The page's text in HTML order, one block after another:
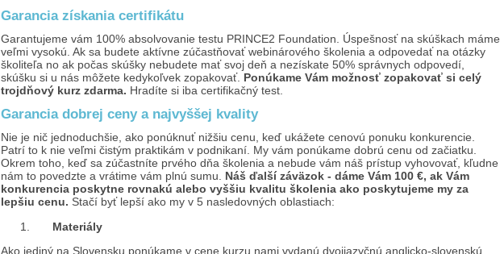
Garancia získania certifikátu
Garantujeme vám 100% absolvovanie testu PRINCE2 Foundation. Úspešnosť na skúškach máme
veľmi vysokú. Ak sa budete aktívne zúčastňovať webinárového školenia a odpovedať na otázky
školiteľa no ak počas skúšky nebudete mať svoj deň a nezískate 50% správnych odpovedí,
skúšku si u nás môžete kedykoľvek zopakovať. Ponúkame Vám možnosť zopakovať si celý
trojdňový kurz zdarma. Hradíte si iba certifikačný test.
Garancia dobrej ceny a najvyššej kvality
Nie je nič jednoduchšie, ako ponúknuť nižšiu cenu, keď ukážete cenovú ponuku konkurencie.
Patrí to k nie veľmi čistým praktikám v podnikaní. My vám ponúkame dobrú cenu od začiatku.
Okrem toho, keď sa zúčastníte prvého dňa školenia a nebude vám náš prístup vyhovovať, kľudne
nám to povedzte a vrátime vám plnú sumu. Náš ďalší záväzok - dáme Vám 100 €, ak Vám
konkurencia poskytne rovnakú alebo vyššiu kvalitu školenia ako poskytujeme my za
lepšiu cenu. Stačí byť lepší ako my v 5 nasledovných oblastiach:
Materiály
Ako jediný na Slovensku ponúkame v cene kurzu nami vydanú dvojjazyčnú anglicko-slovenskú